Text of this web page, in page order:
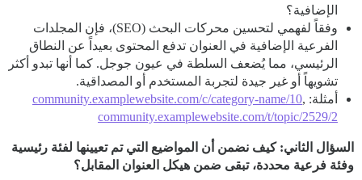
الإضافية؟
وفقاً لفهمي لتحسين محركات البحث (SEO)، فإن المجلدات
الفرعية الإضافية في العنوان تدفع المحتوى بعيداً عن النطاق
الرئيسي، مما يُضعف السلطة في عيون جوجل. كما أنها تبدو أكثر
تشويهاً أو غير جيدة لتجربة المستخدم أو المصداقية.
أمثلة: community.examplewebsite.com/c/category-name/10,
community.examplewebsite.com/t/topic/2529/2
السؤال الثاني: كيف نضمن أن المواضيع التي تم تعيينها لفئة رئيسية
وفئة فرعية محددة، تبقى ضمن هيكل العنوان المقابل؟